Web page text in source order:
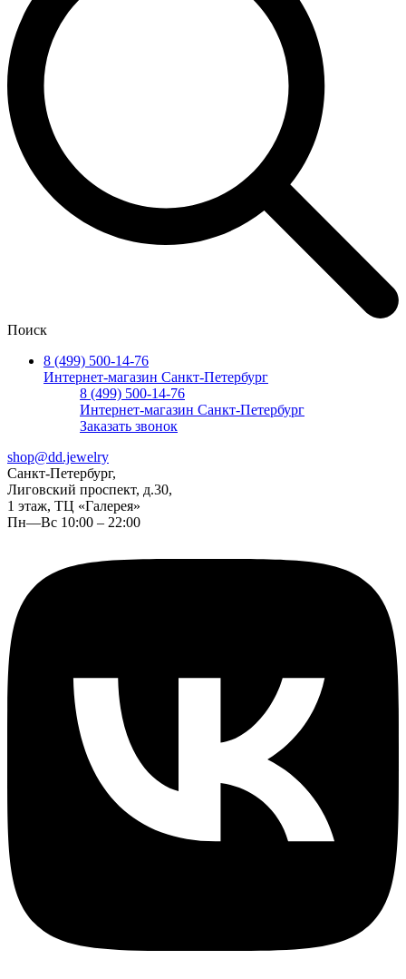
Поиск
8 (499) 500-14-76
Интернет-магазин Санкт-Петербург
8 (499) 500-14-76
Интернет-магазин Санкт-Петербург
Заказать звонок
shop@dd.jewelry
Санкт-Петербург,
Лиговский проспект, д.30,
1 этаж, ТЦ «Галерея»
Пн—Вс 10:00 – 22:00